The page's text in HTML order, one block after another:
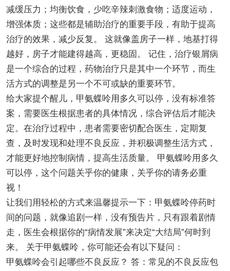
减缓压力；均衡饮食，少吃辛辣刺激食物；适度运动，
增强体质；这些都是辅助治疗的重要手段，有助于提高
治疗的效果，减少反复。 这就像盖房子一样，地基打得
越好，房子才能建得越高，更稳固。 记住，治疗银屑病
是一个综合的过程，药物治疗只是其中一个环节，而生
活方式的调整是另一个不可或缺的重要环节。
给大家提个醒儿，甲氨蝶呤用多久可以停，没有标准答
案，需要医生根据患者的具体情况，综合评估后才能决
定。在治疗过程中，患者需要密切配合医生，定期复
查，及时发现和处理不良反应，并积极调整生活方式，
才能更好地控制病情，提高生活质量。 甲氨蝶呤用多久
可以停，这个问题关乎你的健康，关乎你的请务必重
视！
让我们用轻松的方式来温馨提示一下：甲氨蝶呤停药时
间的问题，就像追剧一样，没有预告片，只有跟着剧情
走，医生会根据你的“病情发展”来决定“大结局”何时到
来。 关于甲氨蝶呤，你可能还会有以下疑问：
甲氨蝶呤会引起哪些不良反应？ 答：常见的不良反应包